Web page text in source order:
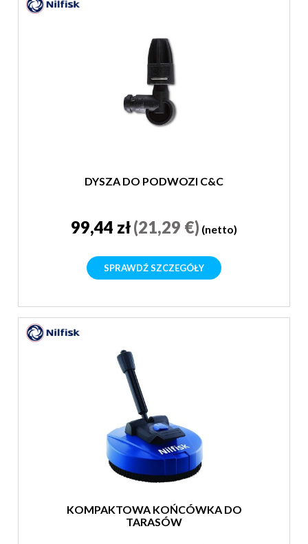
DYSZA DO PODWOZI C&C
99,44 zł(21,29 €) (netto)
SPRAWDŹ SZCZEGÓŁY
KOMPAKTOWA KOŃCÓWKA DO
TARASÓW